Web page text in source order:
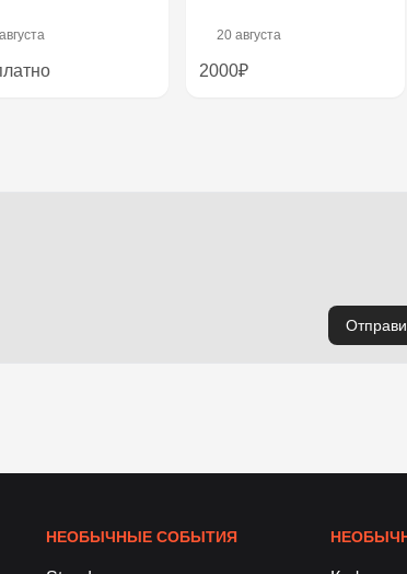
20 августа
2000₽
НЕОБЫЧНЫЕ СОБЫТИЯ